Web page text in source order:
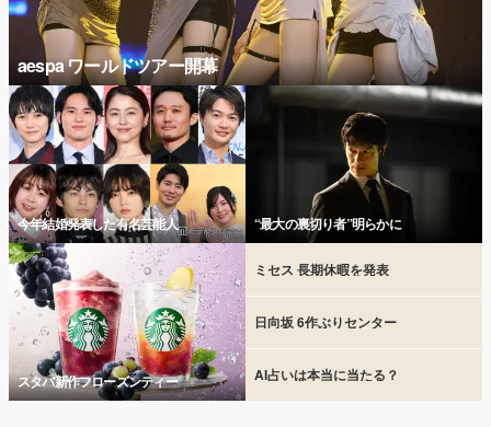
aespa ワールドツアー開幕
今年結婚発表した有名芸能人 “最大の裏切り者”明らかに
スタバ新作フローズンティー
ミセス 長期休暇を発表
日向坂 6作ぶりセンター
AI占いは本当に当たる？